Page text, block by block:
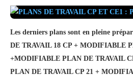
Les derniers plans sont en pleine
DE TRAVAIL 18 CP + MODIFIABLE
+MODIFIABLE PLAN DE TRAVAIL
PLAN DE TRAVAIL CP 21 +